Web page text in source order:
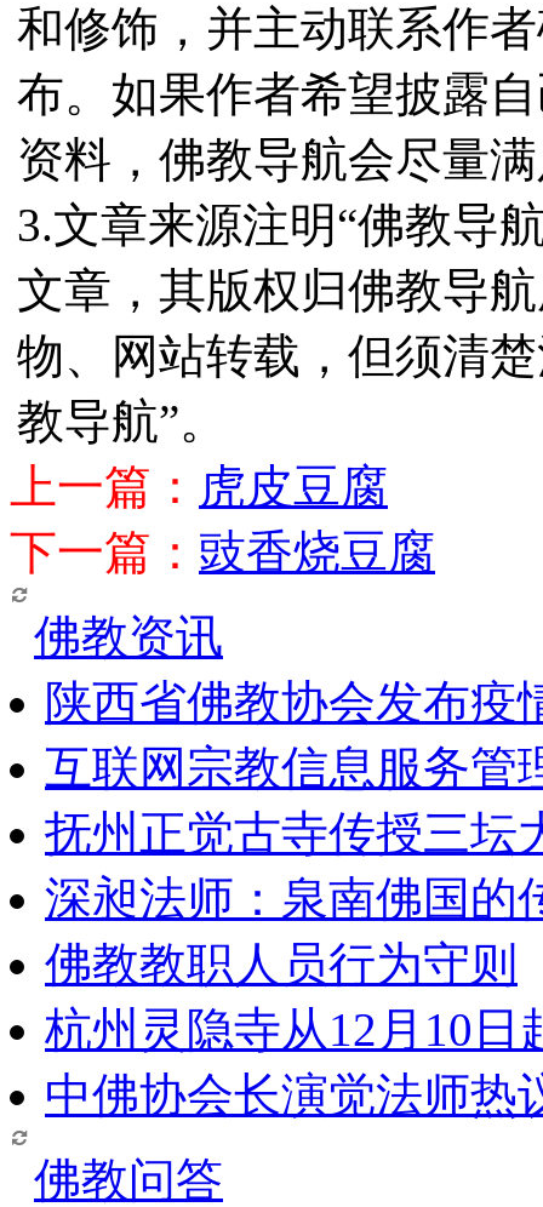
和修饰，并主动联系作
布。如果作者希望披露
资料，佛教导航会尽量
3.文章来源注明“佛教导
文章，其版权归佛教导
物、网站转载，但须清
教导航”。
上一篇： 虎皮豆腐
下一篇： 豉香烧豆腐
佛教资讯
陕西省佛教协会发布疫
互联网宗教信息服务管
抚州正觉古寺传授三坛
深昶法师：泉南佛国的
佛教教职人员行为守则
杭州灵隐寺从12月10日
中佛协会长演觉法师热
佛教问答